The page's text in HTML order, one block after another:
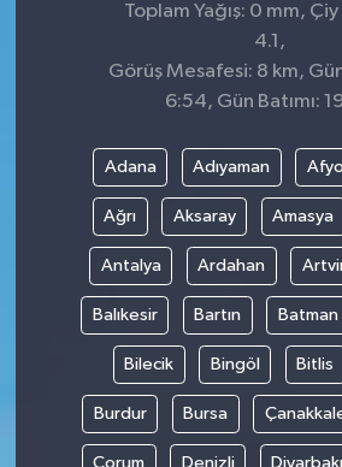
Toplam Yağış: 0 mm, Çiy
4.1,
Görüş Mesafesi: 8 km,
6:54, Gün Batımı:
Adana Adıyaman
Ağrı Aksaray Amasya
Antalya Ardahan
Balıkesir Bartın Batman
Bilecik Bingöl Bitlis
Burdur Bursa
Çorum Denizli